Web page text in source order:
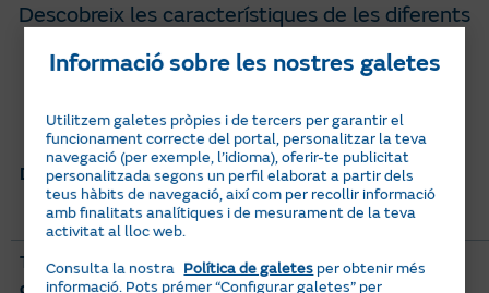
Descobreix les característiques de les diferents
tarifes de gas de Naturgy per al teu negoci.
Empreses
Descripció
Preu revisable mensualment
segons mercat.
Tarifa
d’accés
RL.4 y RL.5
Informació sobre les nostres galetes
Utilitzem galetes pròpies i de tercers per garantir el
funcionament correcte del portal, personalitzar la teva
navegació (per exemple, l’idioma), oferir-te publicitat
personalitzada segons un perfil elaborat a partir dels
teus hàbits de navegació, així com per recollir informació
amb finalitats analítiques i de mesurament de la teva
activitat al lloc web.
Consulta la nostra Política de galetes per obtenir més
informació. Pots prémer “Configurar galetes” per